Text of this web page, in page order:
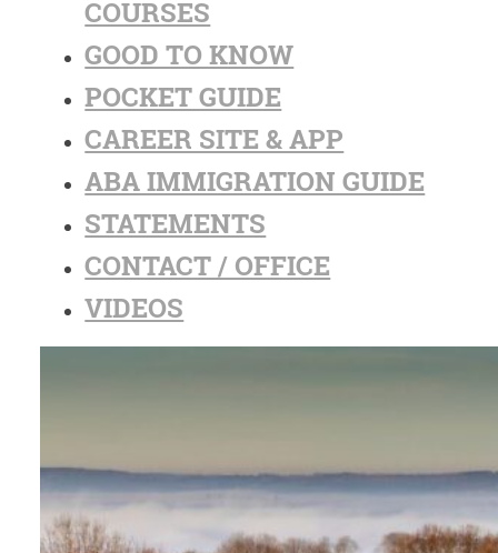
COURSES
GOOD TO KNOW
POCKET GUIDE
CAREER SITE & APP
ABA IMMIGRATION GUIDE
STATEMENTS
CONTACT / OFFICE
VIDEOS